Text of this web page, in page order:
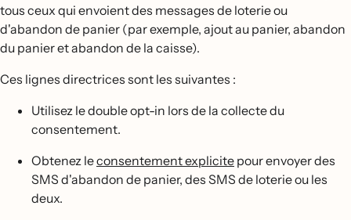
tous ceux qui envoient des messages de loterie ou
d'abandon de panier (par exemple, ajout au panier, abandon
du panier et abandon de la caisse).
Ces lignes directrices sont les suivantes :
Utilisez le double opt-in lors de la collecte du
consentement.
Obtenez leconsentement explicite pour envoyer des
SMS d'abandon de panier, des SMS de loterie ou les
deux.